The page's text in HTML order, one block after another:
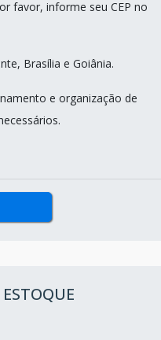
favor, informe seu CEP no
Brasília e Goiânia.
e organização de